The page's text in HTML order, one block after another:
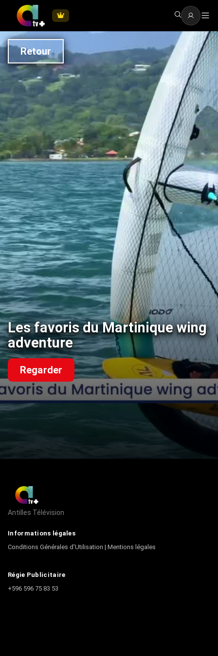
Retour
Les favoris du Martinique wing
adventure
Regarder
Antilles Télévision
Informations légales
Conditions Générales d’Utilisation | Mentions légales
Régie Publicitaire
+596 596 75 83 53